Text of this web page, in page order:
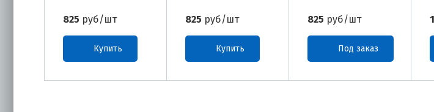
825 руб/шт
Купить
825 руб/шт
Купить
825 руб/шт
Под заказ